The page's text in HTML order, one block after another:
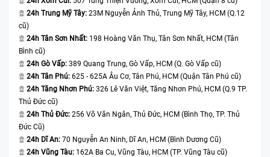
24h Trung Mỹ Tây: 23M Nguyễn Ảnh Thủ, Trung Mỹ Tây, HCM (Q.12
cũ)
24h Tân Sơn Nhất: 198 Hoàng Văn Thụ, Tân Sơn Nhất, HCM (Tân
Bình cũ)
24h Gò Vấp: 389 Quang Trung, Gò Vấp, HCM (Q. Gò Vấp cũ)
24h Tân Phú: 625 - 625A Âu Cơ, Tân Phú, HCM (Quận Tân Phú cũ)
24h Tăng Nhơn Phú: 326 Lê Văn Việt, Tăng Nhơn Phú, HCM (Q.9 TP.
Thủ Đức cũ)
24h Thủ Đức: 256 Võ Văn Ngân, Thủ Đức, HCM (Bình Thọ, TP. Thủ
Đức Cũ)
24h Dĩ An: 70 Nguyễn An Ninh, Dĩ An, HCM (Bình Dương Cũ)
24h Vũng Tàu: 162A Ba Cu, Vũng Tàu, HCM (TP. Vũng Tàu cũ)